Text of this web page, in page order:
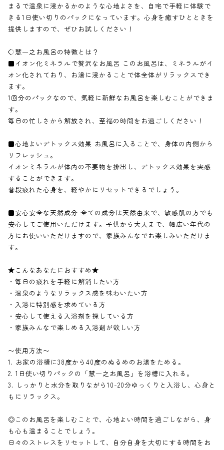
まるで温泉に浸かるかのような心地よさを、自宅で手軽に体験で
きる1日使い切りのパックになっています。心身を癒すひとときを
提供しますので、ぜひお試しください！
◇慧一之お風呂の特徴とは？
■イオン化ミネラルで贅沢なお風呂 このお風呂は、ミネラルがイ
オン化されており、お湯に浸かることで体全体がリラックスでき
ます。
1回分のパックなので、気軽に新鮮なお風呂を楽しむことができま
す。
毎日の忙しさから解放され、至福の時間をお過ごしください！
■心地よいデトックス効果 お風呂に入ることで、身体の内側から
リフレッシュ。
イオンミネラルが体内の不要物を排出し、デトックス効果を実感
することができます。
普段疲れた心身を、軽やかにリセットできるでしょう。
■安心安全な天然成分 全ての成分は天然由来で、敏感肌の方でも
安心してご使用いただけます。子供から大人まで、幅広い年代の
方にお使いいただけますので、家族みんなでお楽しみいただけま
す。
★こんなあなたにおすすめ★
・毎日の疲れを手軽に解消したい方
・温泉のようなリラックス感を味わいたい方
・入浴に特別感を求めている方
・安心して使える入浴剤を探している方
・家族みんなで楽しめる入浴剤が欲しい方
〜使用方法〜
1. お家の浴槽に38度から40度のぬるめのお湯をためる。
2. 1日使い切りパックの「慧一之お風呂」を浴槽に入れる。
3. しっかりと水分を取りながら10-20分ゆっくりと入浴し、心身と
もにリラックス。
◎このお風呂を楽しむことで、心地よい時間を過ごしながら、身
も心も温まることでしょう。
日々のストレスをリセットして、自分自身を大切にする時間をお